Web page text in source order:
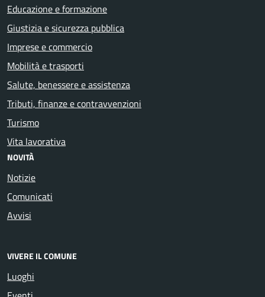
Educazione e formazione
Giustizia e sicurezza pubblica
Imprese e commercio
Mobilità e trasporti
Salute, benessere e assistenza
Tributi, finanze e contravvenzioni
Turismo
Vita lavorativa
NOVITÀ
Notizie
Comunicati
Avvisi
VIVERE IL COMUNE
Luoghi